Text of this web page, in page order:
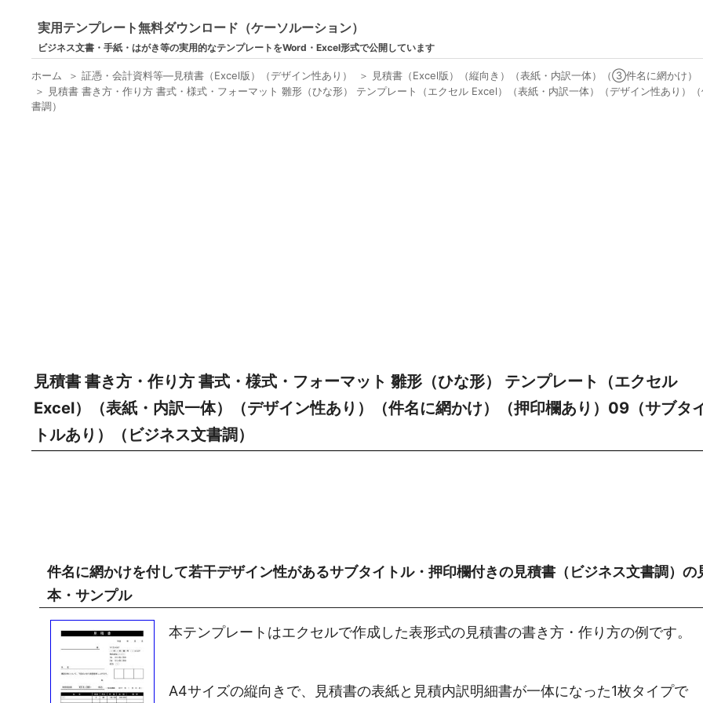
実用テンプレート無料ダウンロード（ケーソルーション）
ビジネス文書・手紙・はがき等の実用的なテンプレートをWord・Excel形式で公開しています
ホーム ＞証憑・会計資料等―見積書（Excel版）（デザイン性あり） ＞ 見積書（Excel版）（縦向き）（表紙・内訳一体）（③件名に網かけ）
＞ 見積書 書き方・作り方 書式・様式・フォーマット 雛形（ひな形） テンプレート（エクセル Excel）（表紙・内訳一体）（デザイン性あり）
書調）
見積書 書き方・作り方 書式・様式・フォーマット 雛形（ひな形） テンプレート（エクセル
Excel）（表紙・内訳一体）（デザイン性あり）（件名に網かけ）（押印欄あり）09（サブタ
トルあり）（ビジネス文書調）
件名に網かけを付して若干デザイン性があるサブタイトル・押印欄付きの見積書（ビジネス文書調）の
本・サンプル
本テンプレートはエクセルで作成した表形式の見積書の書き方・作り方の例です。
A4サイズの縦向きで、見積書の表紙と見積内訳明細書が一体になった1枚タイプで